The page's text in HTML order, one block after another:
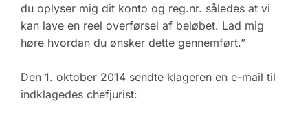
du oplyser mig dit konto og reg.nr. således at vi
kan lave en reel overførsel af beløbet. Lad mig
høre hvordan du ønsker dette gennemført.”
Den 1. oktober 2014 sendte klageren en e-mail til
indklagedes chefjurist: